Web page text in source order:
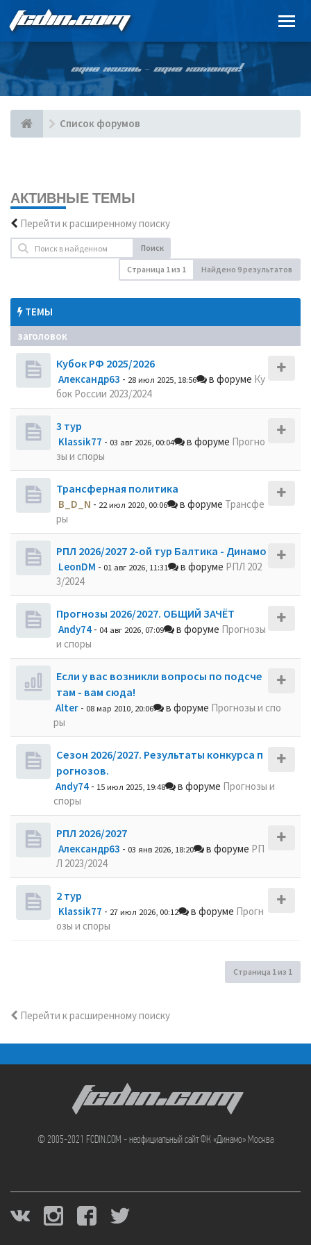
FCDIN.COM
ОДНА ЖИЗНЬ – ОДНА КОМАНДА!
Список форумов
АКТИВНЫЕ ТЕМЫ
Перейти к расширенному поиску
Поиск
Страница 1из 1 Найдено 9 результатов
ТЕМЫ
заголовок
Кубок РФ 2025/2026
Александр63 - 28 июл 2025, 18:56 в форуме Ку
бок России 2023/2024
3 тур
Klassik77 - 03 авг 2026, 00:04 в форуме Прогно
зы и споры
Трансферная политика
B_D_N - 22 июл 2020, 00:06 в форуме Трансфе
ры
РПЛ 2026/2027 2-ой тур Балтика - Динамо
LeonDM - 01 авг 2026, 11:31 в форуме РПЛ 202
3/2024
Прогнозы 2026/2027. ОБЩИЙ ЗАЧЁТ
Andy74 - 04 авг 2026, 07:09 в форуме Прогнозы
и споры
Если у вас возникли вопросы по подсче
там - вам сюда!
Alter - 08 мар 2010, 20:06 в форуме Прогнозы и спо
ры
Сезон 2026/2027. Результаты конкурса п
рогнозов.
Andy74 - 15 июл 2025, 19:48 в форуме Прогнозы и
споры
РПЛ 2026/2027
Александр63 - 03 янв 2026, 18:20 в форуме РП
Л 2023/2024
2 тур
Klassik77 - 27 июл 2026, 00:12 в форуме Прогн
озы и споры
Страница 1из 1
Перейти к расширенному поиску
FCDIN.COM
© 2005-2021 FCDIN.COM - неофициальный сайт ФК «Динамо» Москва